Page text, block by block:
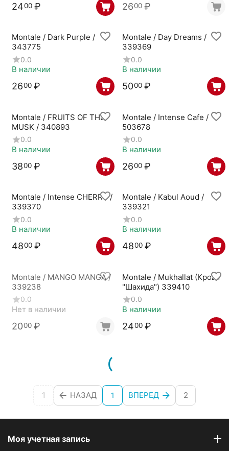
2400 ₽ 2600 ₽
Montale / Dark Purple /
343775
0.0
В наличии
2600 ₽
Montale / Day Dreams /
339369
0.0
В наличии
5000 ₽
Montale / FRUITS OF THE
MUSK / 340893
0.0
В наличии
3800 ₽
Montale / Intense Cafe /
503678
0.0
В наличии
2600 ₽
Montale / Intense CHERRY /
339370
0.0
В наличии
4800 ₽
Montale / Kabul Aoud /
339321
0.0
В наличии
4800 ₽
Montale / MANGO MANGA /
339238
0.0
Нет в наличии
2000 ₽
Montale / Mukhallat (Кровь
"Шахида") 339410
0.0
В наличии
2400 ₽
1 НАЗАД 1 ВПЕРЕД 2
Моя учетная запись